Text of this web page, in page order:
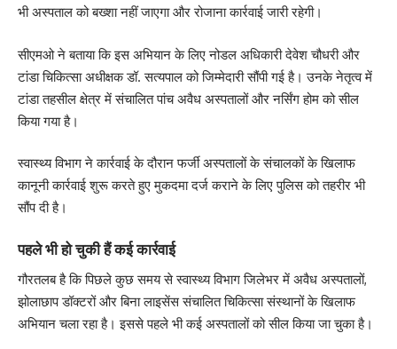
भी अस्पताल को बख्शा नहीं जाएगा और रोजाना कार्रवाई जारी रहेगी।
सीएमओ ने बताया कि इस अभियान के लिए नोडल अधिकारी देवेश चौधरी और
टांडा चिकित्सा अधीक्षक डॉ. सत्यपाल को जिम्मेदारी सौंपी गई है। उनके नेतृत्व में
टांडा तहसील क्षेत्र में संचालित पांच अवैध अस्पतालों और नर्सिंग होम को सील
किया गया है।
स्वास्थ्य विभाग ने कार्रवाई के दौरान फर्जी अस्पतालों के संचालकों के खिलाफ
कानूनी कार्रवाई शुरू करते हुए मुकदमा दर्ज कराने के लिए पुलिस को तहरीर भी
सौंप दी है।
पहले भी हो चुकी हैं कई कार्रवाई
गौरतलब है कि पिछले कुछ समय से स्वास्थ्य विभाग जिलेभर में अवैध अस्पतालों,
झोलाछाप डॉक्टरों और बिना लाइसेंस संचालित चिकित्सा संस्थानों के खिलाफ
अभियान चला रहा है। इससे पहले भी कई अस्पतालों को सील किया जा चुका है।